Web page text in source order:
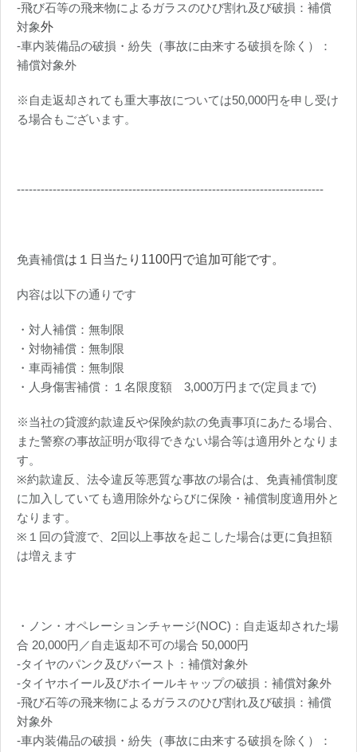
-飛び石等の飛来物によるガラスのひび割れ及び破損：補償
対象外
-車内装備品の破損・紛失（事故に由来する破損を除く）：
補償対象外
※自走返却されても重大事故については50,000円を申し受け
る場合もございます。
-----------------------------------------------------------------------------
免責補償は１日当たり1100円で追加可能です。
内容は以下の通りです
・対人補償：無制限
・対物補償：無制限
・車両補償：無制限
・人身傷害補償：１名限度額 3,000万円まで(定員まで)
※当社の貸渡約款違反や保険約款の免責事項にあたる場合、
また警察の事故証明が取得できない場合等は適用外となりま
す。
※約款違反、法令違反等悪質な事故の場合は、免責補償制度
に加入していても適用除外ならびに保険・補償制度適用外と
なります。
※１回の貸渡で、2回以上事故を起こした場合は更に負担額
は増えます
・ノン・オペレーションチャージ(NOC)：自走返却された場
合 20,000円／自走返却不可の場合 50,000円
-タイヤのパンク及びバースト：補償対象外
-タイヤホイール及びホイールキャップの破損：補償対象外
-飛び石等の飛来物によるガラスのひび割れ及び破損：補償
対象外
-車内装備品の破損・紛失（事故に由来する破損を除く）：